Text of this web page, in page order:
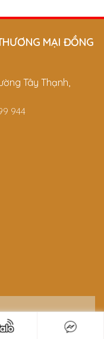
MẠI ĐỒNG
Tây Thạnh,
944